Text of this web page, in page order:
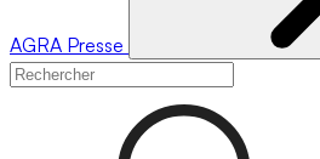
AGRA Presse